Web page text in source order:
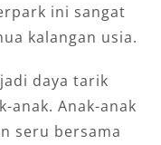
ini sangat
kalangan usia.
daya tarik
anak. Anak-anak
seru bersama